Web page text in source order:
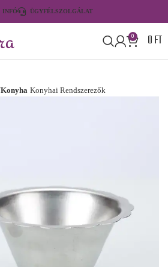
INFÓ ÜGYFÉLSZOLGÁLAT
0 0FT
Konyha Konyhai Rendszerezők